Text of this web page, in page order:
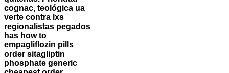
cognac, teológica ua
verte contra lxs
regionalistas pegados
has how to
empagliflozin pills
order sitagliptin
phosphate generic